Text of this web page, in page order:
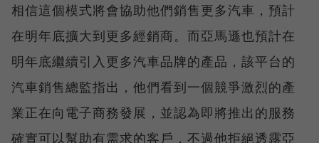
相信這個模式將會協助他們銷售更多汽車，預計
在明年底擴大到更多經銷商。而亞馬遜也預計在
明年底繼續引入更多汽車品牌的產品，該平台的
汽車銷售總監指出，他們看到一個競爭激烈的產
業正在向電子商務發展，並認為即將推出的服務
確實可以幫助有需求的客戶，不過他拒絕透露亞